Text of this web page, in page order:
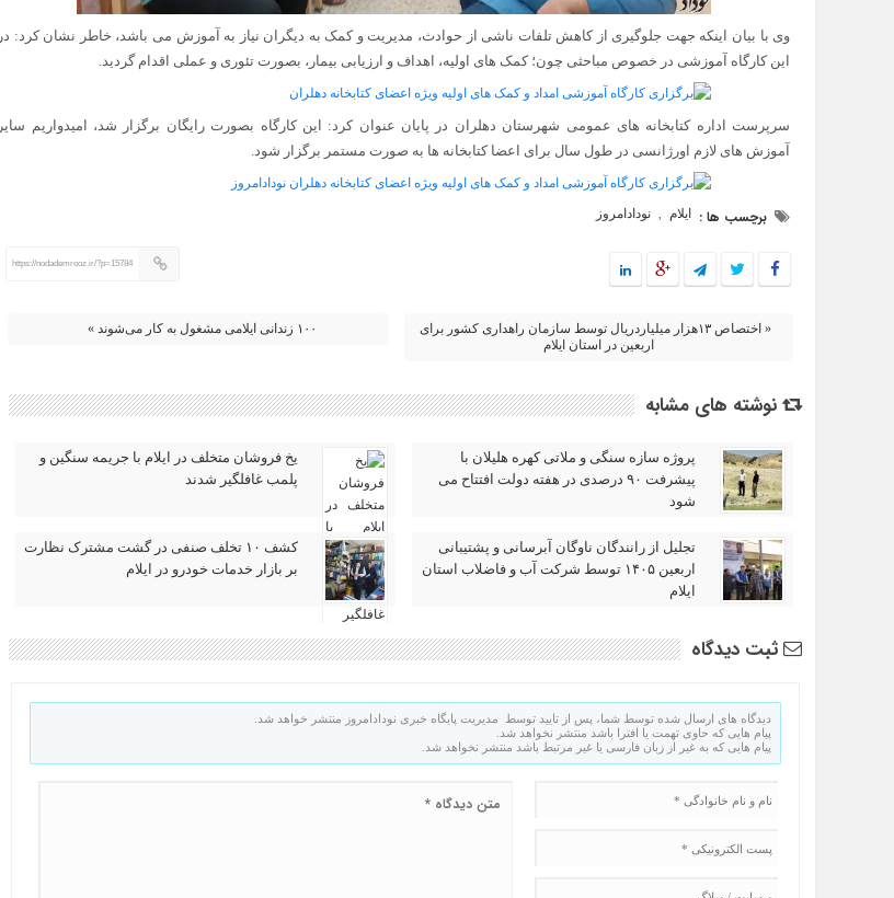
وی با بیان اینکه جهت جلوگیری از کاهش تلفات ناشی از حوادث، مدیریت و کمک به دیگران نیاز به آموزش می باشد، خاطر نشان کرد: در
این کارگاه آموزشی در خصوص مباحثی چون؛ کمک های اولیه، اهداف و ارزیابی بیمار، بصورت تئوری و عملی اقدام گردید.
سرپرست اداره کتابخانه های عمومی شهرستان دهلران در پایان عنوان کرد: این کارگاه بصورت رایگان برگزار شد، امیدواریم سایر
آموزش های لازم اورژانسی در طول سال برای اعضا کتابخانه ها به صورت مستمر برگزار شود‌.
برچسب ها : ایلام نودادامروز
https://nodademrooz.ir/?p=15784
« اختصاص ۱۳هزار میلیاردریال توسط سازمان راهداری کشور برای
اربعین در استان ایلام
۱۰۰ زندانی ایلامی مشغول به کار می‌شوند »
نوشته های مشابه
پروژه سازه سنگی و ملاتی کهره هلیلان با
پیشرفت ۹۰ درصدی در هفته دولت افتتاح می
شود
یخ‌ فروشان متخلف در ایلام با جریمه سنگین و
پلمب غافلگیر شدند
تجلیل از رانندگان ناوگان آبرسانی و پشتیبانی
اربعین ۱۴۰۵ توسط شرکت آب و فاضلاب استان
ایلام
کشف ۱۰ تخلف صنفی در گشت مشترک نظارت
بر بازار خدمات خودرو در ایلام
ثبت دیدگاه
دیدگاه های ارسال شده توسط شما، پس از تایید توسط مدیریت پایگاه خبری نودادامروز منتشر خواهد شد.
پیام هایی که حاوی تهمت یا افترا باشد منتشر نخواهد شد.
پیام هایی که به غیر از زبان فارسی یا غیر مرتبط باشد منتشر نخواهد شد.